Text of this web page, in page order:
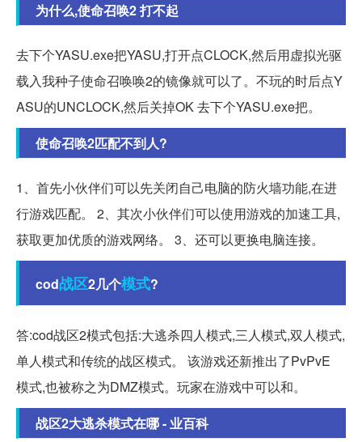
为什么,使命召唤2 打不起
去下个YASU.exe把YASU,打开点CLOCK,然后用虚拟光驱
载入我种子使命召唤唤2的镜像就可以了。不玩的时后点Y
ASU的UNCLOCK,然后关掉OK 去下个YASU.exe把。
使命召唤2匹配不到人?
1、首先小伙伴们可以先关闭自己电脑的防火墙功能,在进
行游戏匹配。 2、其次小伙伴们可以使用游戏的加速工具,
获取更加优质的游戏网络。 3、还可以更换电脑连接。
cod战区2几个模式?
答:cod战区2模式包括:大逃杀四人模式,三人模式,双人模式,
单人模式和传统的战区模式。 该游戏还新推出了PvPvE
模式,也被称之为DMZ模式。玩家在游戏中可以和。
战区2大逃杀模式在哪 - 业百科